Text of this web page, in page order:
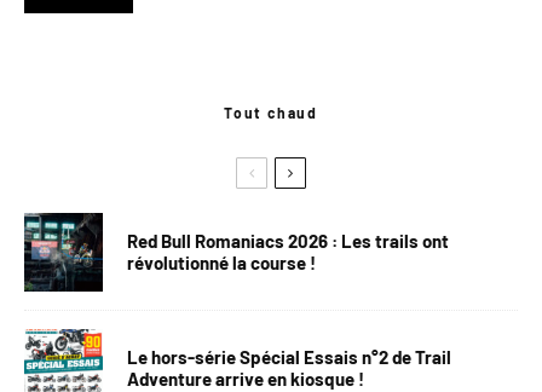
Tout chaud
Red Bull Romaniacs 2026 : Les trails ont
révolutionné la course !
Le hors-série Spécial Essais n°2 de Trail
Adventure arrive en kiosque !